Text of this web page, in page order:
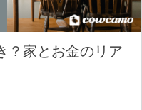
？家とお金のリア